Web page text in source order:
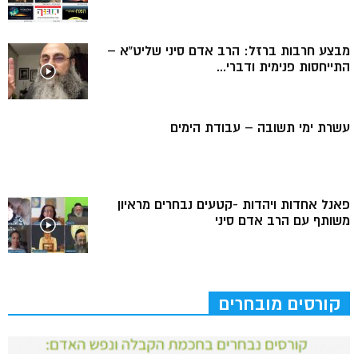
מבצע חרבות ברזל: הרב אדם סיני שליט”א –
התייחסות פנימית ודברי...
עשרת ימי תשובה – עבודת הימים
פאנל אחדות ויהדות -קטעים נבחרים מראיון
משותף עם הרב אדם סיני
קורסים מובחרים